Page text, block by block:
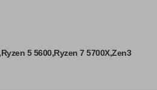
Ryzen 5 5600 Ryzen 7 5700X Zen3